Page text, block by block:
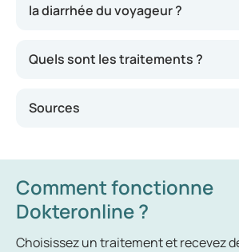
la diarrhée du voyageur ?
Quels sont les traitements ?
Sources
Comment fonctionne
Dokteronline ?
Choisissez un traitement et recevez